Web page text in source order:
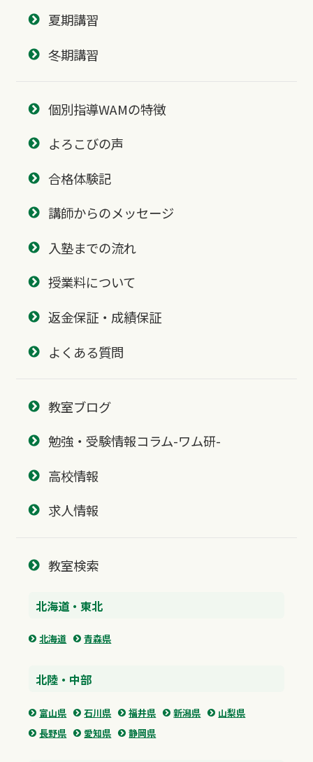
夏期講習
冬期講習
個別指導WAMの特徴
よろこびの声
合格体験記
講師からのメッセージ
入塾までの流れ
授業料について
返金保証・成績保証
よくある質問
教室ブログ
勉強・受験情報コラム-ワム研-
高校情報
求人情報
教室検索
北海道・東北
北海道 青森県
北陸・中部
富山県 石川県 福井県 新潟県
山梨県
長野県
愛知県 静岡県